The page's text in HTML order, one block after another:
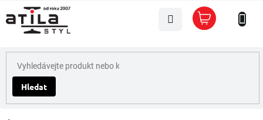
na
obsah
Hledat
Nákupní
košík